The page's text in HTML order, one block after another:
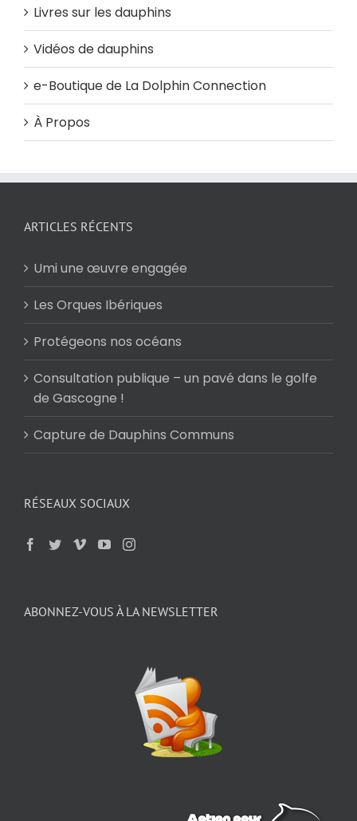
Livres sur les dauphins
Vidéos de dauphins
e-Boutique de La Dolphin Connection
À Propos
ARTICLES RÉCENTS
Umi une œuvre engagée
Les Orques Ibériques
Protégeons nos océans
Consultation publique – un pavé dans le golfe
de Gascogne !
Capture de Dauphins Communs
RÉSEAUX SOCIAUX
ABONNEZ-VOUS À LA NEWSLETTER